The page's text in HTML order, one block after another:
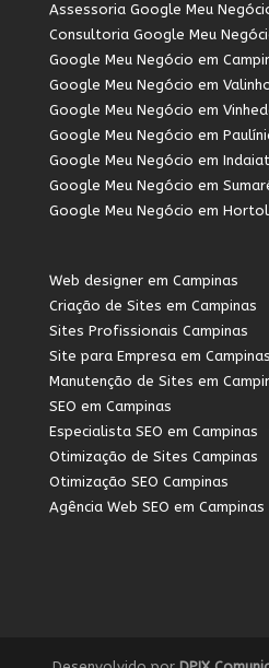
Assessoria Google Meu
Consultoria Google Meu
Google Meu Negócio em
Google Meu Negócio em
Google Meu Negócio em
Google Meu Negócio em
Google Meu Negócio em
Google Meu Negócio em
Google Meu Negócio em
Web designer em Campinas
Criação de Sites em Campinas
Sites Profissionais Campinas
Site para Empresa em Campinas
Manutenção de Sites em
SEO em Campinas
Especialista SEO em Campinas
Otimização de Sites Campinas
Otimização SEO Campinas
Agência Web SEO em Campinas